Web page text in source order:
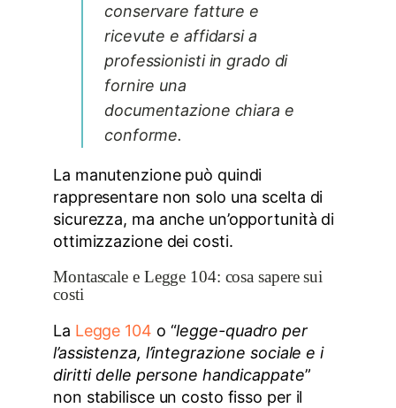
conservare fatture e
ricevute e affidarsi a
professionisti in grado di
fornire una
documentazione chiara e
conforme.
La manutenzione può quindi
rappresentare non solo una scelta di
sicurezza, ma anche un’opportunità di
ottimizzazione dei costi.
Montascale e Legge 104: cosa sapere sui
costi
La Legge 104 o “legge-quadro per
l’assistenza, l’integrazione sociale e i
diritti delle persone handicappate”
non stabilisce un costo fisso per il